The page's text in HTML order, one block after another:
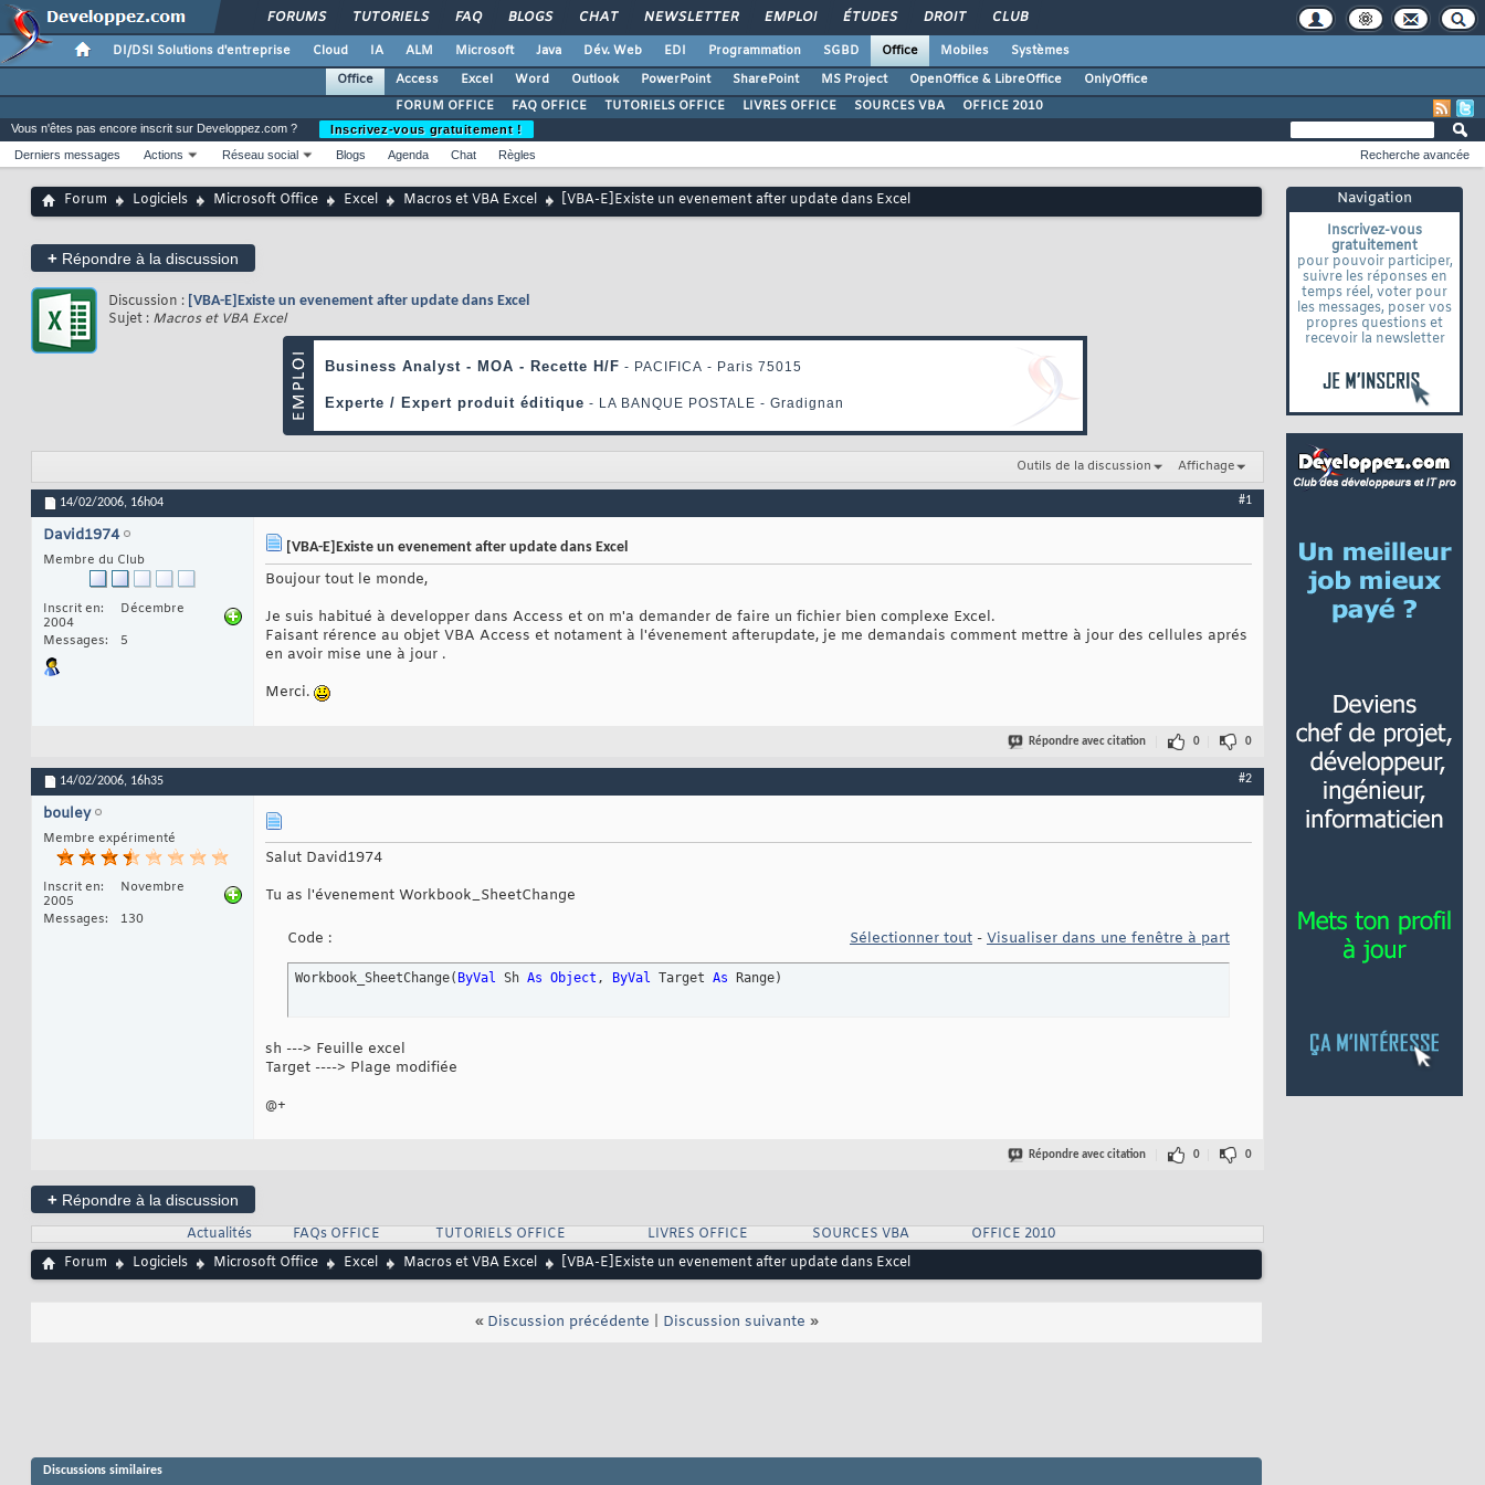
FORUMS TUTORIELS FAQ BLOGS CHAT NEWSLETTER EMPLOI ÉTUDES DROIT CLUB
DI/DSI Solutions d'entreprise Cloud IA ALM Microsoft Java Dév. Web EDI Programmation SGBD Office Mobiles
Systèmes
Office
Access Excel Word Outlook PowerPoint SharePoint MS Project OpenOffice & LibreOffice
OnlyOffice
FORUM OFFICE
FAQ OFFICE TUTORIELS OFFICE LIVRES OFFICE SOURCES VBA OFFICE 2010
Navigation
Inscrivez-vous
gratuitement
pour pouvoir participer,
suivre les réponses en
temps réel, voter pour
les messages, poser vos
propres questions et
recevoir la newsletter
Vous n'êtes pas encore inscrit sur Developpez.com ?
Inscrivez-vous gratuitement !
Derniers messages
Actions Réseau social Blogs Agenda Chat Règles Recherche avancée
Forum Logiciels Microsoft Office Excel Macros et VBA Excel [VBA-E]Existe un evenement after update dans Excel
+ Répondre à la discussion
Discussion : [VBA-E]Existe un evenement after update dans Excel
Sujet : Macros et VBA Excel
Outils de la discussion Affichage
14/02/2006, 16h04 #1
David1974
Membre du Club
Inscrit en
Décembre
2004
Messages
5
[VBA-E]Existe un evenement after update dans Excel
Boujour tout le monde,
Je suis habitué à developper dans Access et on m'a demander de faire un fichier bien complexe Excel.
Faisant rérence au objet VBA Access et notament à l'évenement afterupdate, je me demandais comment mettre à jour des cellules aprés
en avoir mise une à jour .
Merci.
Répondre avec citation 0 0
14/02/2006, 16h35 #2
bouley
Membre expérimenté
Inscrit en
Novembre
2005
Messages
130
Salut David1974
Tu as l'évenement Workbook_SheetChange
Code : Sélectionner tout - Visualiser dans une fenêtre à part
Workbook_SheetChange( ByVal Sh As Object , ByVal Target As Range)
sh ---> Feuille excel
Target ----> Plage modifiée
@+
Répondre avec citation 0 0
+ Répondre à la discussion
Actualités
FAQs OFFICE TUTORIELS OFFICE LIVRES OFFICE SOURCES VBA
OFFICE 2010
Forum
Logiciels Microsoft Office Excel Macros et VBA Excel [VBA-E]Existe un evenement after update dans Excel
« Discussion précédente Discussion suivante »
Discussions similaires